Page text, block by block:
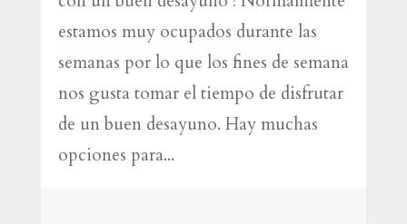
estamos muy ocupados durante las
semanas por lo que los fines de semana
nos gusta tomar el tiempo de disfrutar
de un buen desayuno. Hay muchas
opciones para...